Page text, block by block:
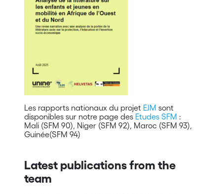
Les rapports nationaux du projet EJM sont
disponibles sur notre page des Etudes SFM :
Mali (SFM 90), Niger (SFM 92), Maroc (SFM 93),
Guinée(SFM 94)
Latest publications from the
team